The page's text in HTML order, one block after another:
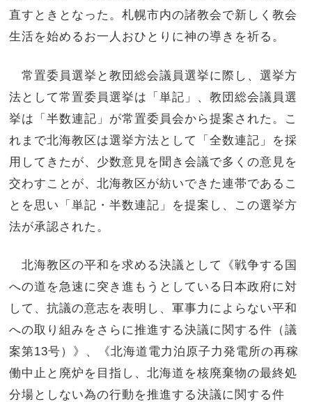
直すときとなった。札幌市内の諸教会で新しく教会
生活を始めるお一人おひとりに神の導きを祈る。
常置委員選挙と教団総会議員選挙に際し、選挙方
法として常置委員選挙は「単記」、教団総会議員選
挙は「半数連記」が常置委員会から提案された。こ
れまで北海教区は選挙方法として「全数連記」を採
用してきたが、少数意見を聞き会議で多くの意見を
交わすことが、北海教区が紡いできた連帯であるこ
とを思い「単記・半数連記」を提案し、この選挙方
法が承認された。
北海教区の平和を求める決議として《戦争する国
への道を急速に突き進もうとしている日本政府に対
して、抗議の意志を表明し、軍事力によらない平和
への取り組みをさらに推進する決議に関する件（議
案第13号）》、《北海道電力泊原子力発電所の再稼
働中止と廃炉を目指し、北海道を核廃棄物の最終処
分場としない為の行動を推進する決議に関する件